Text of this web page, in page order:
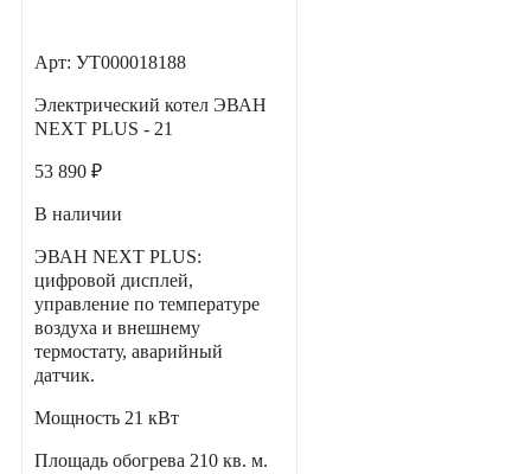
Арт: УТ000018188
Электрический котел ЭВАН
NEXT PLUS - 21
53 890 ₽
В наличии
ЭВАН NEXT PLUS:
цифровой дисплей,
управление по температуре
воздуха и внешнему
термостату, аварийный
датчик.
Мощность 21 кВт
Площадь обогрева 210 кв. м.